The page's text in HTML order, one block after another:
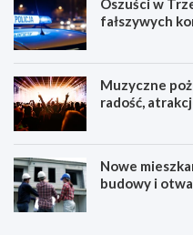
Oszuści w
fałszywych
Muzyczne
radość,
Nowe
budowy i
Z
O